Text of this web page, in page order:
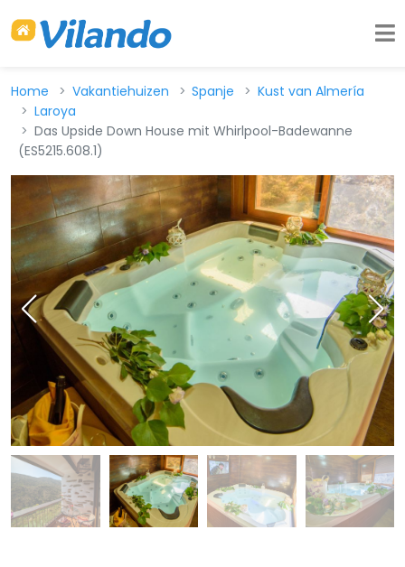
Home Vakantiehuizen Spanje
Kust van Almería
Laroya
Das Upside Down House mit Whirlpool-Badewanne
(ES5215.608.1)